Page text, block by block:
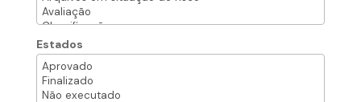
Estados